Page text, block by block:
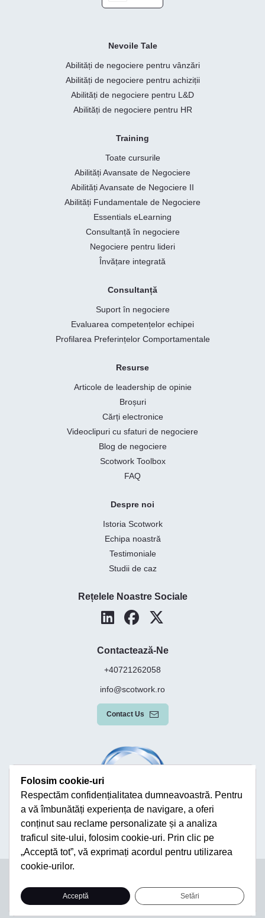
Nevoile Tale
Abilități de negociere pentru vânzări
Abilități de negociere pentru achiziții
Abilități de negociere pentru L&D
Abilități de negociere pentru HR
Training
Toate cursurile
Abilități Avansate de Negociere
Abilități Avansate de Negociere II
Abilități Fundamentale de Negociere
Essentials eLearning
Consultanță în negociere
Negociere pentru lideri
Învățare integrată
Consultanță
Suport în negociere
Evaluarea competențelor echipei
Profilarea Preferințelor Comportamentale
Resurse
Articole de leadership de opinie
Broșuri
Cărți electronice
Videoclipuri cu sfaturi de negociere
Blog de negociere
Scotwork Toolbox
FAQ
Despre noi
Istoria Scotwork
Echipa noastră
Testimoniale
Studii de caz
Rețelele Noastre Sociale
Contactează-Ne
+40721262058
info@scotwork.ro
Contact Us
Sitemap
© Scotwork Limited 2026
Folosim cookie-uri
Respectăm confidențialitatea dumneavoastră. Pentru
a vă îmbunătăți experiența de navigare, a oferi
conținut sau reclame personalizate și a analiza
traficul site-ului, folosim cookie-uri. Prin clic pe
„Acceptă tot”, vă exprimați acordul pentru utilizarea
cookie-urilor.
Acceptă Setări